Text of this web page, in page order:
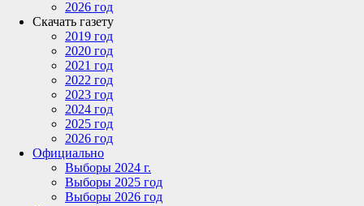
2026 год
Скачать газету
2019 год
2020 год
2021 год
2022 год
2023 год
2024 год
2025 год
2026 год
Официально
Выборы 2024 г.
Выборы 2025 год
Выборы 2026 год